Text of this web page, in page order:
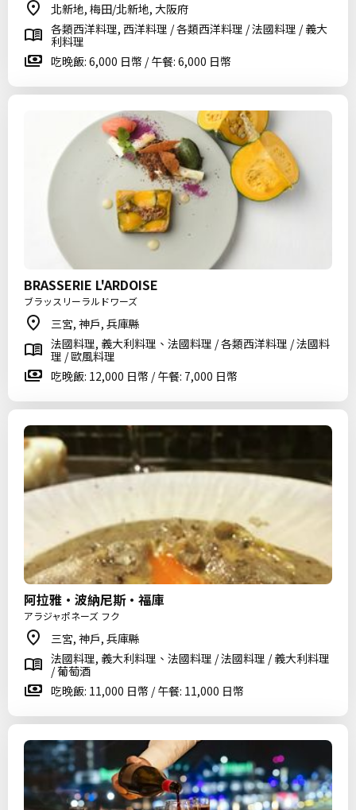
北新地, 梅田/北新地, 大阪府
各類西洋料理, 西洋料理 / 各類西洋料理 / 法國料理 / 義大
利料理
吃晚飯: 6,000 日幣 / 午餐: 6,000 日幣
BRASSERIE L'ARDOISE
ブラッスリーラルドワーズ
三宮, 神戶, 兵庫縣
法國料理, 義大利料理、法國料理 / 各類西洋料理 / 法國料
理 / 歐風料理
吃晚飯: 12,000 日幣 / 午餐: 7,000 日幣
阿拉雅·波納尼斯·福庫
アラジャポネーズ フク
三宮, 神戶, 兵庫縣
法國料理, 義大利料理、法國料理 / 法國料理 / 義大利料理
/ 葡萄酒
吃晚飯: 11,000 日幣 / 午餐: 11,000 日幣